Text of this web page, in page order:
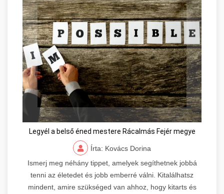
Legyél a belső éned mestere Rácalmás Fejér megye
Írta: Kovács Dorina
Ismerj meg néhány tippet, amelyek segíthetnek jobbá
tenni az életedet és jobb emberré válni. Kitalálhatsz
mindent, amire szükséged van ahhoz, hogy kitarts és